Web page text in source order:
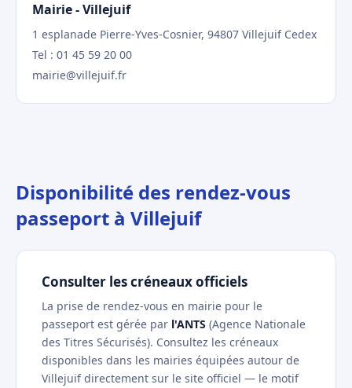
Mairie - Villejuif
1 esplanade Pierre-Yves-Cosnier, 94807 Villejuif Cedex
Tel : 01 45 59 20 00
mairie@villejuif.fr
Disponibilité des rendez-vous
passeport à Villejuif
Consulter les créneaux officiels
La prise de rendez-vous en mairie pour le
passeport est gérée par l'ANTS (Agence Nationale
des Titres Sécurisés). Consultez les créneaux
disponibles dans les mairies équipées autour de
Villejuif directement sur le site officiel — le motif